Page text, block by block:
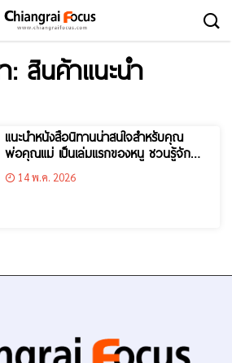
: สินค้าแนะนำ
แนะนำหนังสือนิทานน่าสนใจสำหรับคุณ
พ่อคุณแม่ เป็นเล่มแรกของหนู ชวนรู้จัก
“ร่างกาย” และ “เพศ”
14 พ.ค. 2026